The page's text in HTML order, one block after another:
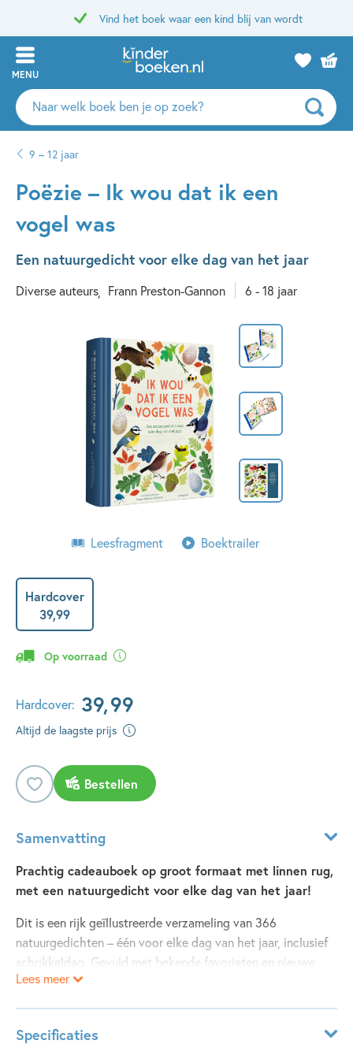
Vind het boek waar een kind blij van wordt
MENU
Zoeken
naar
auteurs
uitgevers
9 – 12 jaar
Poëzie – Ik wou dat ik een
vogel was
Een natuurgedicht voor elke dag van het jaar
Diverse auteurs Frann Preston-Gannon 6 - 18 jaar
Leesfragment Boektrailer
Hardcover
39,99
Op voorraad
Hardcover: 39,99
Altijd de laagste prijs
Bestellen
Samenvatting
Prachtig cadeauboek op groot formaat met linnen rug,
met een natuurgedicht voor elke dag van het jaar!
Dit is een rijk geïllustreerde verzameling van 366
natuurgedichten – één voor elke dag van het jaar, inclusief
schrikkeldag. Gevuld met bekende favorieten en nieuwe
gedichten, geschreven door een grote verscheidenheid aan
Met 180 illustraties van Frann Preston-Gannon en gedichten
Lees meer
Specificaties